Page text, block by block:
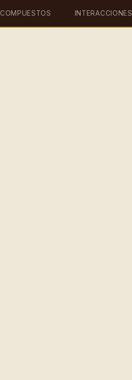
COMPUESTOS INTERACCIONES